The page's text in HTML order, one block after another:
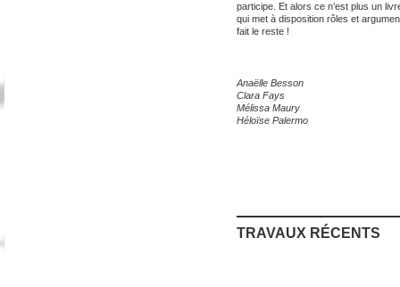
participe. Et alors ce n’est plus un
qui met à disposition rôles et
fait le reste !
Anaëlle Besson
Clara Fays
Mélissa Maury
Héloïse Palermo
TRAVAUX RÉCENTS